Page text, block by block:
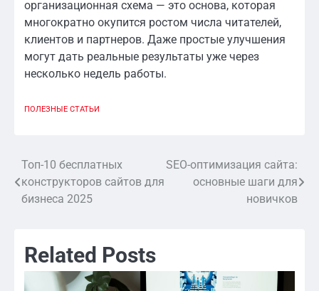
организационная схема — это основа, которая
многократно окупится ростом числа читателей,
клиентов и партнеров. Даже простые улучшения
могут дать реальные результаты уже через
несколько недель работы.
ПОЛЕЗНЫЕ СТАТЬИ
Навигация
по
Топ-10 бесплатных
конструкторов сайтов для
бизнеса 2025
SEO-оптимизация сайта:
основные шаги для
новичков
Related Posts